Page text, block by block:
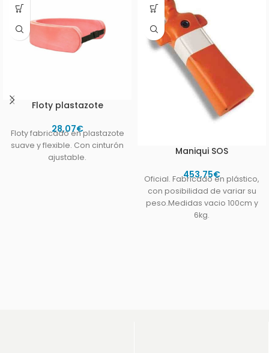
Floty plastazote
28,07€
Floty fabricado en plastazote
suave y flexible. Con cinturón
ajustable.
Maniqui SOS
453,75€
Oficial. Fabricado en plástico,
con posibilidad de variar su
peso.Medidas vacio 100cm y
6kg.